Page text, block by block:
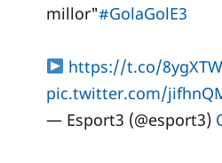
millor"#GolaGolE3
https://t.co/
pic.twitter.com/
— Esport3 (@esport3)